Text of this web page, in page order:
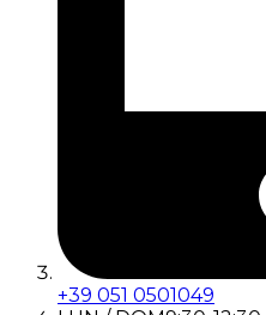
+39 051 0501049